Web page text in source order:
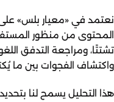
نعتمد في «معيار بلس»
المحتوى من منظور
تشتتًا، ومراجعة التدفق
واكتشاف الفجوات بين ما
هذا التحليل يسمح لنا